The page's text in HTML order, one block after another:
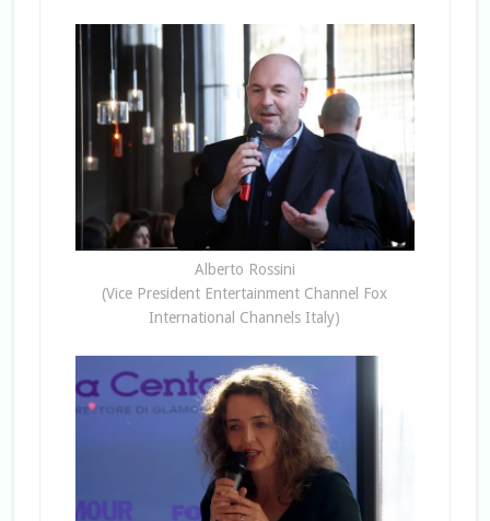
Alberto Rossini
(Vice President Entertainment Channel Fox
International Channels Italy)